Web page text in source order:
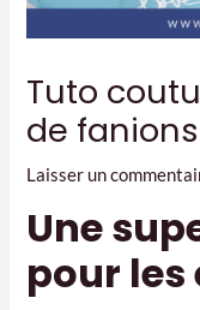
Tuto
de fanions
Laisser un
Une
pour